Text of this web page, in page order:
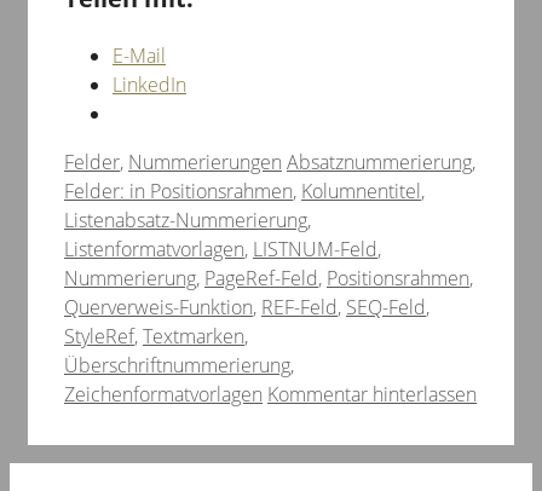
E-Mail
LinkedIn
Kategorien
Felder, Nummerierungen Schlagwörter
Absatznummerierung,
Felder: in Positionsrahmen, Kolumnentitel,
Listenabsatz-Nummerierung,
Listenformatvorlagen, LISTNUM-Feld,
Nummerierung, PageRef-Feld, Positionsrahmen,
Querverweis-Funktion, REF-Feld, SEQ-Feld,
StyleRef,Textmarken,
Überschriftnummerierung,
Zeichenformatvorlagen Kommentar hinterlassen